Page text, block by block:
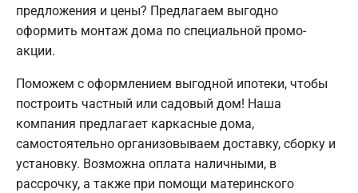
предложения и цены? Предлагаем выгодно
оформить монтаж дома по специальной промо-
акции.
Поможем с оформлением выгодной ипотеки, чтобы
построить частный или садовый дом! Наша
компания предлагает каркасные дома,
самостоятельно организовываем доставку, сборку и
установку. Возможна оплата наличными, в
рассрочку, а также при помощи материнского